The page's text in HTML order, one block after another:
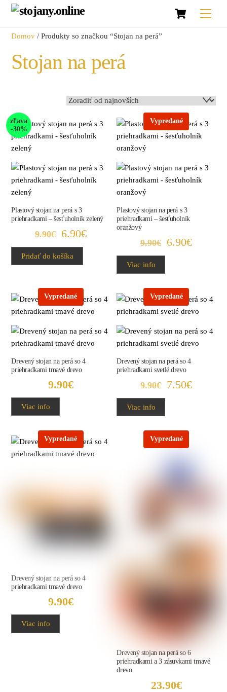
Skip
Košík
Domov / Produkty so značkou “Stojan na perá”
Stojan na perá
zľava
-30%
Plastový stojan na perá s 3
priehradkami – šesťuholník zelený
9.90€
Pôvodná
cena
bola:
6.90€Aktuálna
Pridať do košíka
Vypredané
Plastový stojan na perá s 3
priehradkami – šesťuholník
oranžový
9.90€
Pôvodná
9.90€.
6.90€
Viac info
Vypredané
Drevený stojan na perá so 4
priehradkami tmavé drevo
9.90€
Viac info
Vypredané
Drevený stojan na perá so 4
priehradkami svetlé drevo
9.90€
Pôvodná
9.90€.
7.50€
Viac info
Vypredané
Drevený stojan na perá so 4
priehradkami tmavé drevo
9.90€
Viac info
Vypredané
Drevený stojan na perá so 6
priehradkami a 3 zásuvkami tmavé
drevo
23.90€